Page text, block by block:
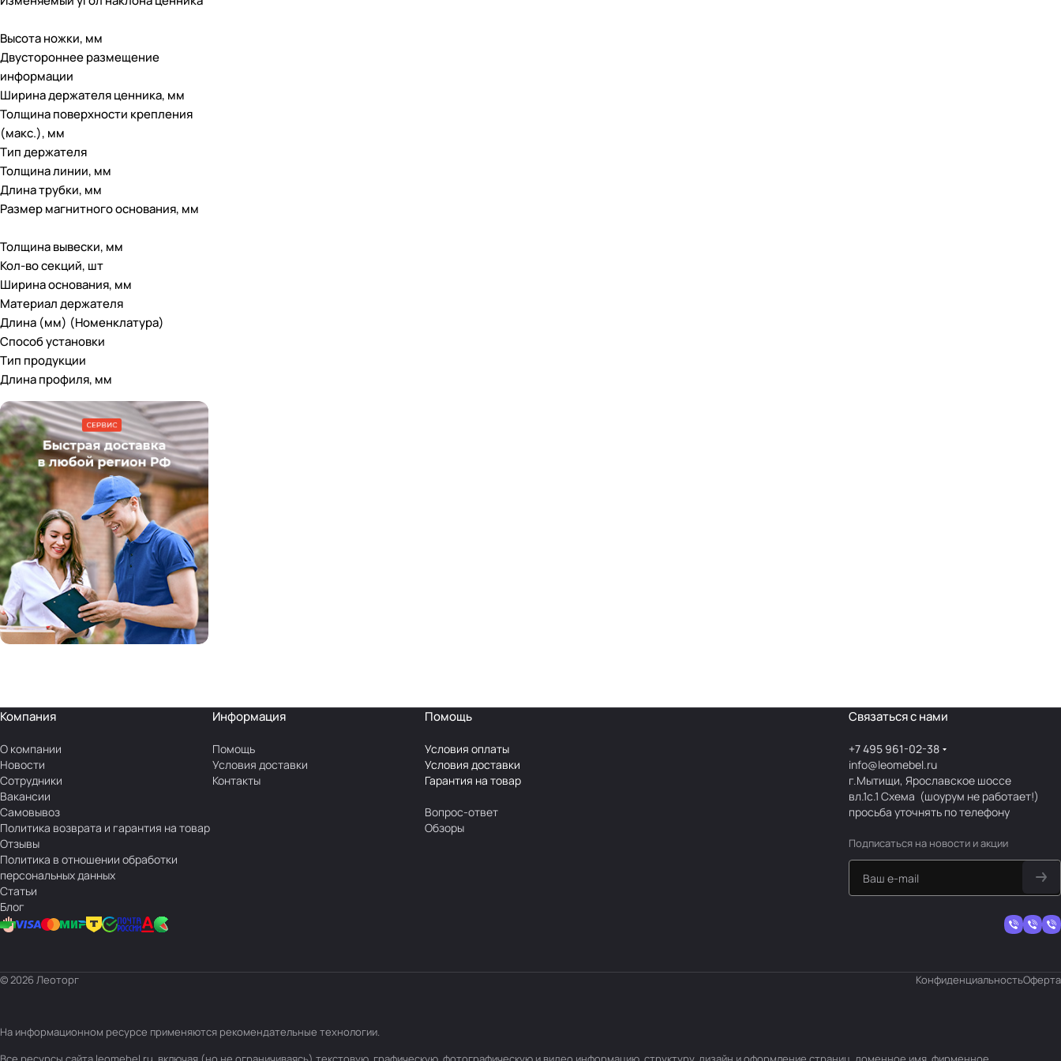
Высота ножки, мм
Двустороннее размещение
информации
Ширина держателя ценника, мм
Толщина поверхности крепления
(макс.), мм
Тип держателя
Толщина линии, мм
Длина трубки, мм
Размер магнитного основания, мм
Толщина вывески, мм
Кол-во секций, шт
Ширина основания, мм
Материал держателя
Длина (мм) (Номенклатура)
Способ установки
Тип продукции
Длина профиля, мм
Компания
О компании
Новости
Сотрудники
Вакансии
Самовывоз
Политика возврата и гарантия на товар
Отзывы
Политика в отношении обработки
персональных данных
Статьи
Блог
Информация
Помощь
Условия доставки
Контакты
Помощь
Условия оплаты
Условия доставки
Гарантия на товар
Вопрос-ответ
Обзоры
Связаться с нами
+7 495 961-02-38
info@leomebel.ru
г.Мытищи, Ярославское шоссе
вл.1с.1Схема (шоурум не работает!)
просьба уточнять по телефону
Подписаться на новости и акции
© 2026 Леоторг КонфиденциальностьОферта
На информационном ресурсе применяются рекомендательные технологии.